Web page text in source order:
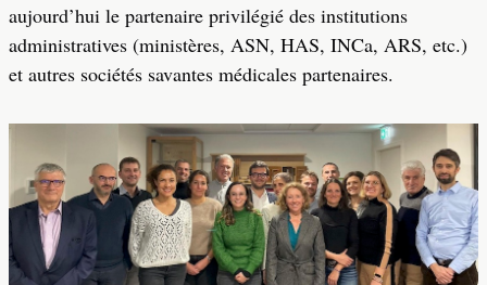
aujourd’hui le partenaire privilégié des institutions
administratives (ministères, ASN, HAS, INCa, ARS, etc.)
et autres sociétés savantes médicales partenaires.